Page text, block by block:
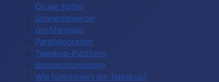
Okular Koffer
Sonnenteleskop
Großfernglas
Parallelogramm
Teleskop-Plattform
Beobachtungsliege
Wie funktioniert ein Teleskop?